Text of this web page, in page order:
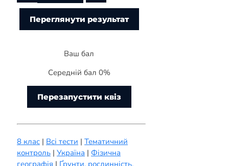
Ваш бал
Середній бал 0%
Перезапустити квіз
8 клас | Всі тести | Тематичний
контроль | Україна | Фізична